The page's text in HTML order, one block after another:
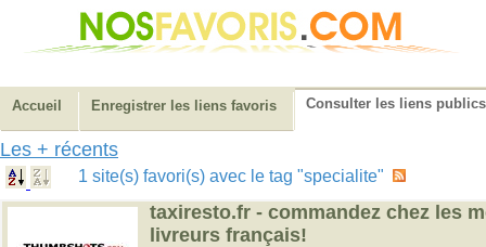
Accueil Enregistrer les liens favoris Consulter les liens publics
Les + récents
1 site(s) favori(s) avec le tag "specialite"
taxiresto.fr - commandez chez les
livreurs français!